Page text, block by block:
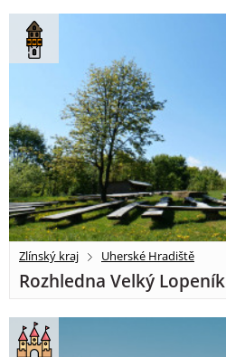
Zlínský kraj Uherské Hradiště
Rozhledna Velký Lopeník